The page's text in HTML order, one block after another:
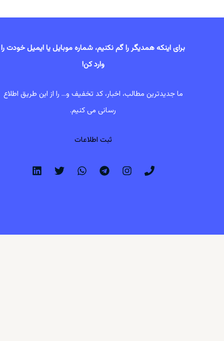
برای اینکه همدیگر را گم نکنیم، شماره موبایل یا ایمیل خودت را
وارد کن!
ما جدیدترین مطالب، اخبار، کد تخفیف و... را از این طریق اطلاع
رسانی می کنیم.
ثبت اطلاعات